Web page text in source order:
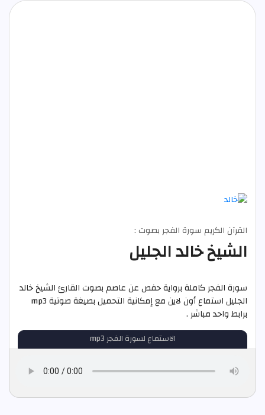
القرآن الكريم سورة الفجر بصوت :
الشيخ خالد الجليل
سورة الفجر كاملة برواية حفص عن عاصم بصوت القارئ الشيخ خالد
الجليل استماع أون لاين مع إمكانية التحميل بصيغة صوتية mp3
برابط واحد مباشر .
الاستماع لسورة الفجر mp3